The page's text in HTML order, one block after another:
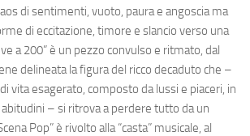
di sentimenti, vuoto, paura e angoscia ma
di eccitazione, timore e slancio verso una
a 200” è un pezzo convulso e ritmato, dal
delineata la figura del ricco decaduto che –
vita esagerato, composto da lussi e piaceri, in
– si ritrova a perdere tutto da un
Pop” è rivolto alla “casta” musicale, al